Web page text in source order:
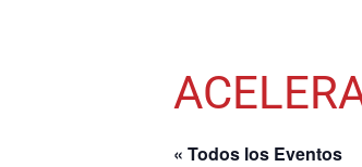
« Todos los Eventos